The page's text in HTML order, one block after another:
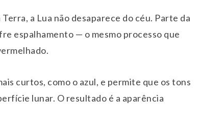
a Lua não desaparece do céu. Parte da
espalhamento — o mesmo processo que
curtos, como o azul, e permite que os tons
lunar. O resultado é a aparência